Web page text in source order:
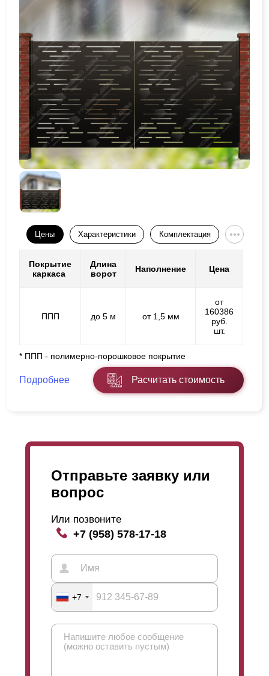
Цены Характеристики Комплектация
Покрытие
каркаса
Длина
ворот
Наполнение Цена
ППП до 5 м от 1,5 мм
от
160386
руб.
шт.
* ППП - полимерно-порошковое покрытие
Подробнее Расчитать стоимость
Отправьте заявку или
вопрос
Или позвоните
+7 (958) 578-17-18
+7